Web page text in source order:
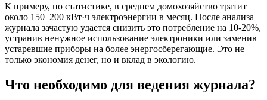
К примеру, по статистике, в среднем домохозяйство тратит
около 150–200 кВт·ч электроэнергии в месяц. После анализа
журнала зачастую удается снизить это потребление на 10-20%,
устранив ненужное использование электроники или заменив
устаревшие приборы на более энергосберегающие. Это не
только экономия денег, но и вклад в экологию.
Что необходимо для ведения журнала?